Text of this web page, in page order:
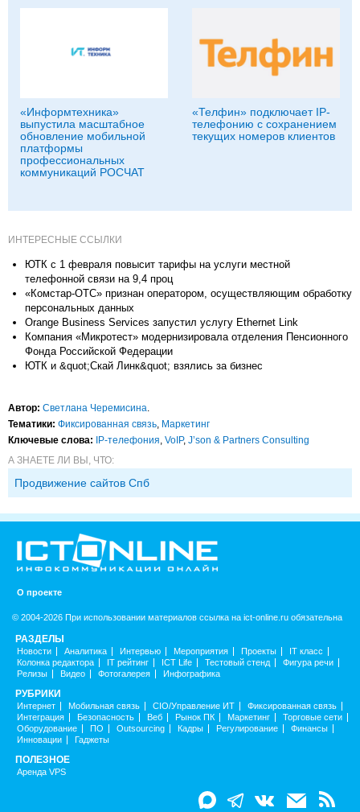
«Информтехника»
выпустила масштабное
обновление мобильной
платформы
профессиональных
коммуникаций РОСЧАТ
«Телфин» подключает IP-
телефонию с сохранением
текущих номеров клиентов
ИНТЕРЕСНЫЕ ССЫЛКИ
ЮТК с 1 февраля повысит тарифы на услуги местной
телефонной связи на 9,4 проц
«Комстар-ОТС» признан оператором, осуществляющим обработку
персональных данных
Orange Business Services запустил услугу Ethernet Link
Компания «Микротест» модернизировала отделения Пенсионного
Фонда Российской Федерации
ЮТК и &quot;Скай Линк&quot; взялись за бизнес
Автор: Светлана Черемисина
Тематики: Фиксированная связь Маркетинг
Ключевые слова: IP-телефония VoIP, J’son & Partners Consulting
А ЗНАЕТЕ ЛИ ВЫ, ЧТО:
Продвижение сайтов Спб
О проекте
© 2004-2026 При использовании материалов ссылка на ict-online.ru обязательна
РАЗДЕЛЫ
Новости Аналитика Интервью Мероприятия Проекты
IT класс
Колонка редактора
IT рейтинг ICT Life Тестовый стенд
Фигура речи
Релизы
Видео Фотогалерея Инфографика
РУБРИКИ
Интернет Мобильная связь CIO/Управление ИТ
Фиксированная связь
Интеграция
Безопасность Веб Рынок ПК Маркетинг
Торговые сети
Оборудование
ПО Outsourcing Кадры Регулирование
Финансы
Инновации
Гаджеты
ПОЛЕЗНОЕ
Аренда VPS